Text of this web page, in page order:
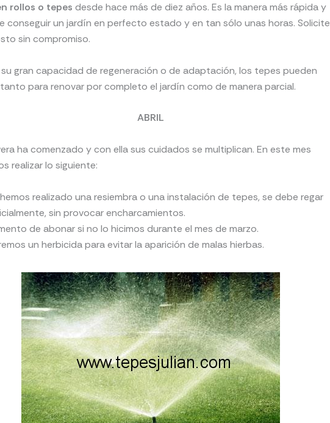
rollos o tepes desde hace más de diez años. Es la manera más rápida y
conseguir un jardín en perfecto estado y en tan sólo unas horas. Solicite
sin compromiso.
gran capacidad de regeneración o de adaptación, los tepes pueden
para renovar por completo el jardín como de manera parcial.
ABRIL
ha comenzado y con ella sus cuidados se multiplican. En este mes
realizar lo siguiente:
realizado una resiembra o una instalación de tepes, se debe regar
sin provocar encharcamientos.
de abonar si no lo hicimos durante el mes de marzo.
un herbicida para evitar la aparición de malas hierbas.